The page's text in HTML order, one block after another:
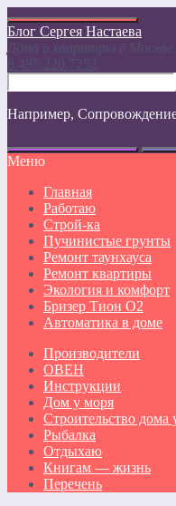
Блог Сергея Настаева
Дома и квартиры в Москве
8.495.220.7252
Например,
Меню
Главная
Работаю
Строй-ка
Пучинистые грунты
Ремонт таунхауса
Ремонт квартиры
Экология и комфорт
Бризер Тион О2
Автоматика в доме
Производители
ОВЕН
Инструкции
Дом у моря
Строительство дома
Рыбалка
Отдыхаю
Книгам — жизнь
Перечень